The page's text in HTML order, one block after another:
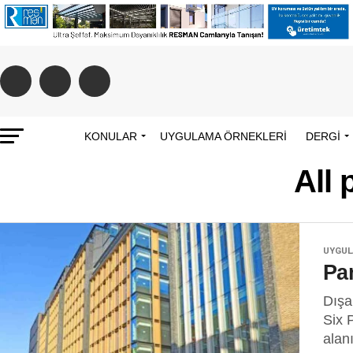
KONULAR UYGULAMA ÖRNEKLERI DERGİ
All
Six